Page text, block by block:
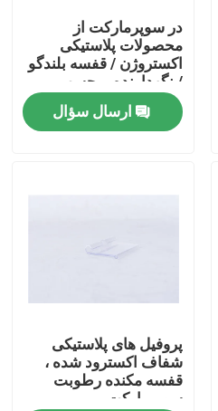
در سوپرمارکت از
محصولات پلاستیکی
اکستروژن / قفسه بلندگو
/ نگهدارنده برچسب
استفاده کنید
ارسال سؤال
پروفیل های پلاستیکی
شفاف اکسترود شده ،
قفسه مکنده رطوبت
سوپرمارکت